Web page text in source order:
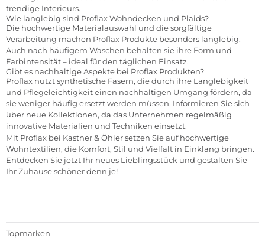
trendige Interieurs.
Wie langlebig sind Proflax Wohndecken und Plaids?
Die hochwertige Materialauswahl und die sorgfältige
Verarbeitung machen Proflax Produkte besonders langlebig.
Auch nach häufigem Waschen behalten sie ihre Form und
Farbintensität – ideal für den täglichen Einsatz.
Gibt es nachhaltige Aspekte bei Proflax Produkten?
Proflax nutzt synthetische Fasern, die durch ihre Langlebigkeit
und Pflegeleichtigkeit einen nachhaltigen Umgang fördern, da
sie weniger häufig ersetzt werden müssen. Informieren Sie sich
über neue Kollektionen, da das Unternehmen regelmäßig
innovative Materialien und Techniken einsetzt.
Mit Proflax bei Kastner & Öhler setzen Sie auf hochwertige
Wohntextilien, die Komfort, Stil und Vielfalt in Einklang bringen.
Entdecken Sie jetzt Ihr neues Lieblingsstück und gestalten Sie
Ihr Zuhause schöner denn je!
Topmarken